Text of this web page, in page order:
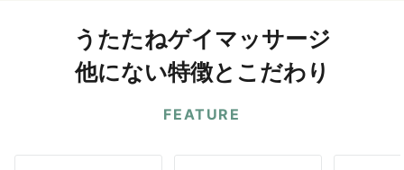
うたたねゲイマッサージ
他にない特徴とこだわり
FEATURE